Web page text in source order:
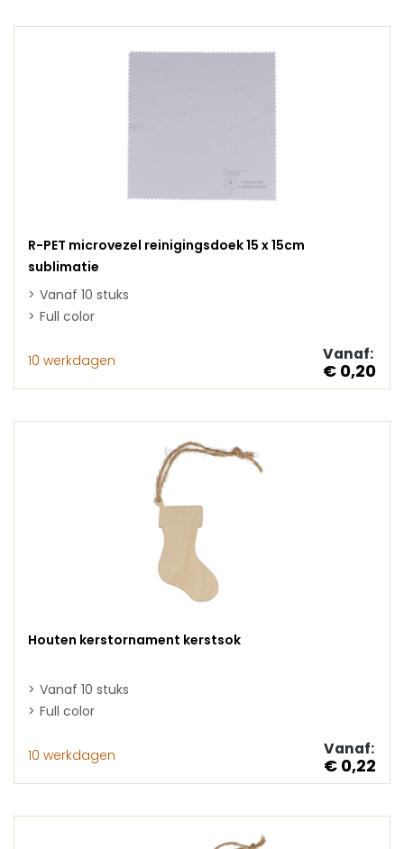
R-PET microvezel reinigingsdoek 15 x 15cm
sublimatie
Vanaf 10 stuks
Full color
10 werkdagen Vanaf:
€ 0,20
Houten kerstornament kerstsok
Vanaf 10 stuks
Full color
10 werkdagen Vanaf:
€ 0,22